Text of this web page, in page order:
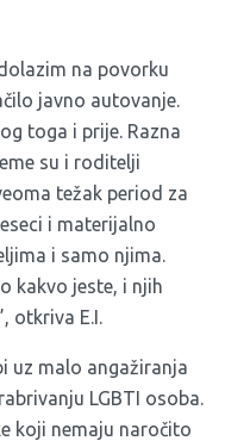
na povorku
javno autovanje.
toga i prije. Razna
su i roditelji
težak period za
i materijalno
i samo njima.
kakvo jeste, i njih
otkriva E.I.
uz malo angažiranja
LGBTI osoba.
koji nemaju naročito